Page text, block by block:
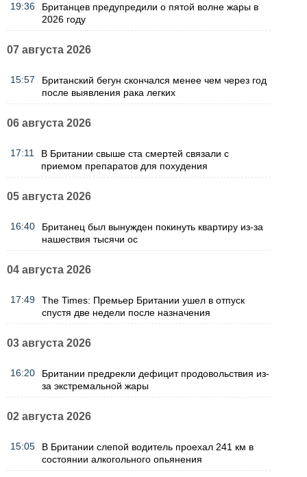
19:36
Британцев предупредили о пятой волне жары в
2026 году
07 августа 2026
15:57
Британский бегун скончался менее чем через год
после выявления рака легких
06 августа 2026
17:11
В Британии свыше ста смертей связали с
приемом препаратов для похудения
05 августа 2026
16:40
Британец был вынужден покинуть квартиру из-за
нашествия тысячи ос
04 августа 2026
17:49
The Times: Премьер Британии ушел в отпуск
спустя две недели после назначения
03 августа 2026
16:20
Британии предрекли дефицит продовольствия из-
за экстремальной жары
02 августа 2026
15:05
В Британии слепой водитель проехал 241 км в
состоянии алкогольного опьянения